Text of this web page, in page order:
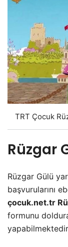
TRT Çocuk
Rüzgar
Rüzgar Gülü
başvurularını
çocuk.net.tr
formunu